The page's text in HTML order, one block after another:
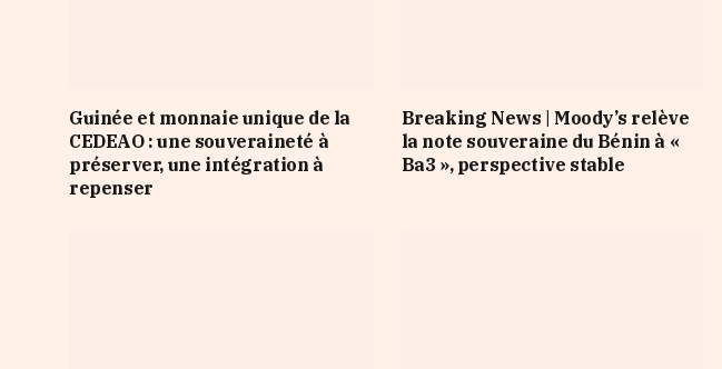
Guinée et monnaie unique de la
CEDEAO : une souveraineté à
préserver, une intégration à
repenser
Breaking News | Moody’s relève
la note souveraine du Bénin à «
Ba3 », perspective stable